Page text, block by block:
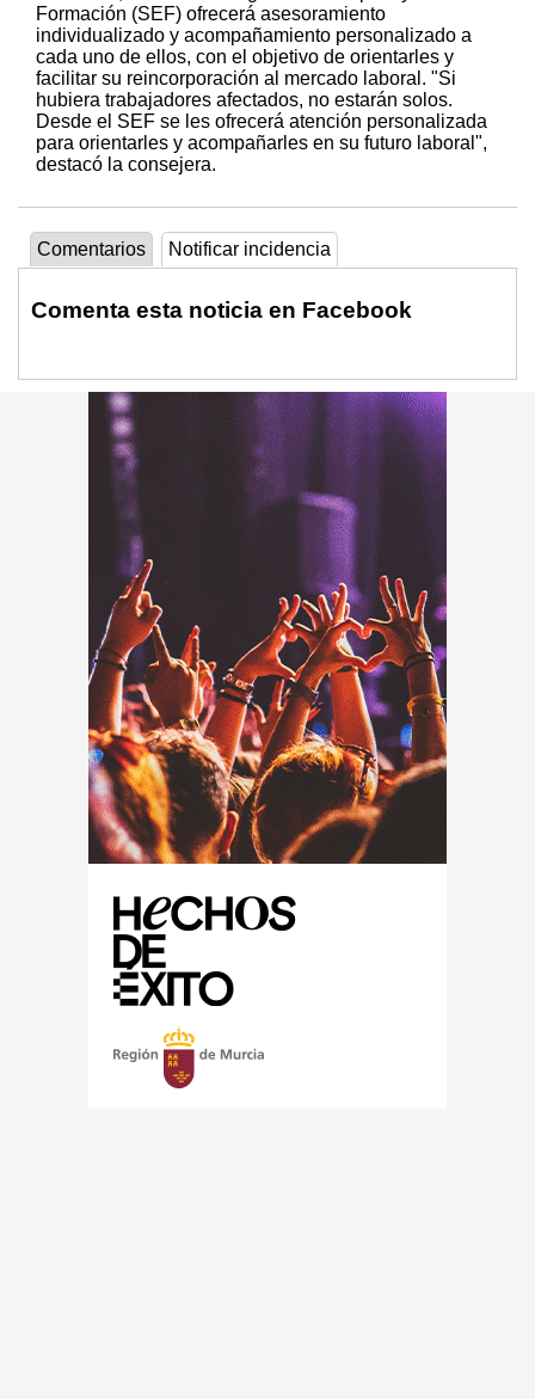
Formación (SEF) ofrecerá asesoramiento
individualizado y acompañamiento personalizado a
cada uno de ellos, con el objetivo de orientarles y
facilitar su reincorporación al mercado laboral. "Si
hubiera trabajadores afectados, no estarán solos.
Desde el SEF se les ofrecerá atención personalizada
para orientarles y acompañarles en su futuro laboral",
destacó la consejera.
Comentarios Notificar incidencia
Comenta esta noticia en Facebook